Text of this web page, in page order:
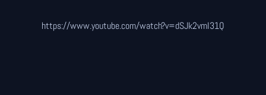
https://www.youtube.com/watch?v=dSJk2vmI31Q